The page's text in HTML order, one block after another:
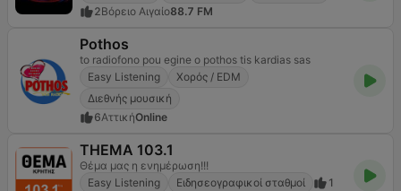
2Βόρειο Αιγαίο88.7 FM
Pothos
to radiofono pou egine o pothos tis kardias sas
Easy Listening
Χορός / EDM
Διεθνής μουσική
6ΑττικήOnline
THEMA 103.1
Θέμα μας η ενημέρωση!!!
Easy Listening
Ειδησεογραφικοί σταθμοί
1